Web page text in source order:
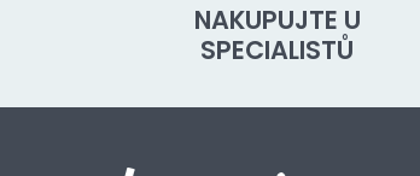
NAKUPUJTE U
SPECIALISTŮ